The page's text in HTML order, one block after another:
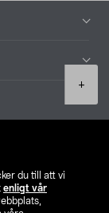
du till att vi
enligt vår
+